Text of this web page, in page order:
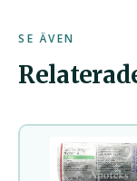
SE ÄVEN